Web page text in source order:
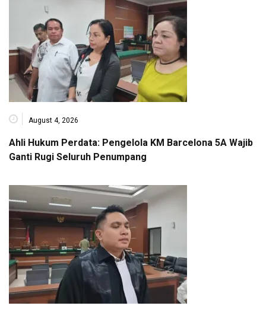
August 4, 2026
Ahli Hukum Perdata: Pengelola KM Barcelona 5A Wajib
Ganti Rugi Seluruh Penumpang